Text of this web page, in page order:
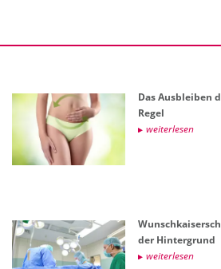
Das Aus­blei­ben
Regel
wei­ter­le­sen
der Hin­ter­grund
wei­ter­le­sen